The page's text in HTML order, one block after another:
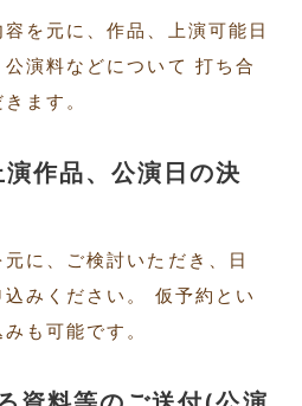
を元に、作品、上演可能日
演料などについて 打ち合
ます。
作品、公演日の決
に、ご検討いただき、日
みください。 仮予約とい
も可能です。